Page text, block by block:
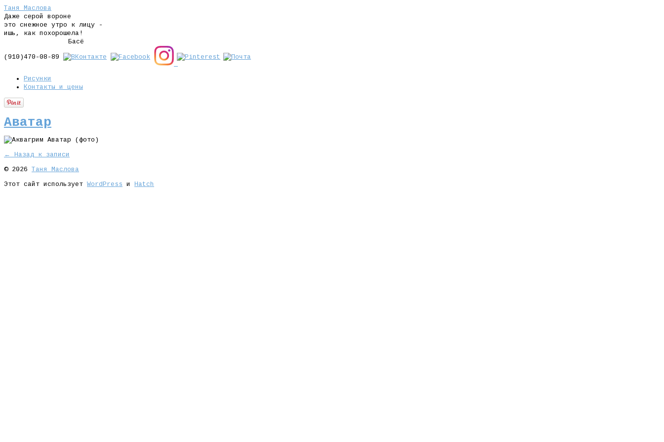
Таня Маслова
Даже серой вороне
это снежное утро к лицу -
ишь, как похорошела!
Басё
(910)470-08-89
Рисунки
Контакты и цены
Аватар
← Назад к записи
© 2026 Таня Маслова
Этот сайт использует WordPress и Hatch